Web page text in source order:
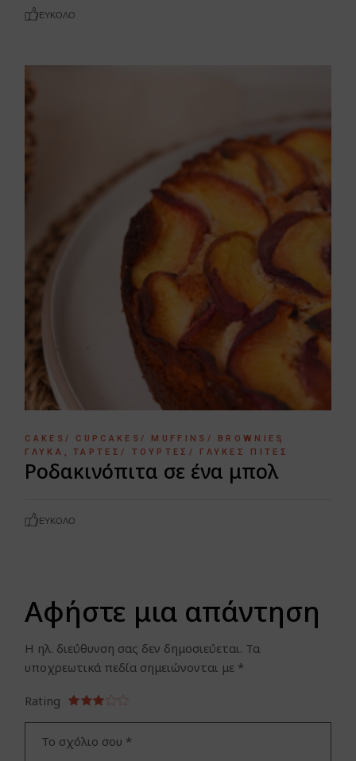
ΕΎΚΟΛΟ
CAKES/ CUPCAKES/ MUFFINS/ BROWNIES
ΓΛΥΚΆ
ΤΆΡΤΕΣ/ ΤΟΎΡΤΕΣ/ ΓΛΥΚΈΣ ΠΊΤΕΣ
Ροδακινόπιτα σε ένα μπολ
ΕΎΚΟΛΟ
Αφήστε μια απάντηση
Η ηλ. διεύθυνση σας δεν δημοσιεύεται. Τα
υποχρεωτικά πεδία σημειώνονται με *
Rating